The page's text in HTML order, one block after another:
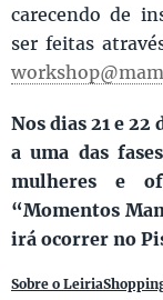
carecendo de
ser feitas
Nos dias 21 e
a uma das
mulheres e
“Momentos
irá ocorrer no
Sobre o